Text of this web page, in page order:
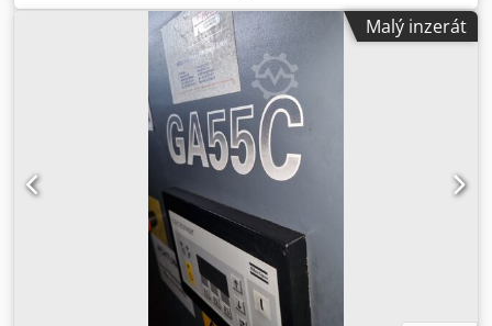
dobrý stav. Po servisu. Záruka 3 měsíce. Crjdpev Rmmmofx
Malý inzerát